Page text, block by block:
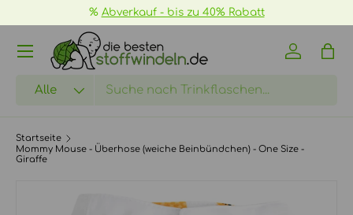
DIREKT ZUM INHALT
% Abverkauf - bis zu 40% Rabatt
Suchen
Alle
Einloggen
Startseite
Mommy Mouse - Überhose (weiche Beinbündchen) - One Size -
Giraffe
ZU PRODUKTINFORMATIONEN SPRINGEN